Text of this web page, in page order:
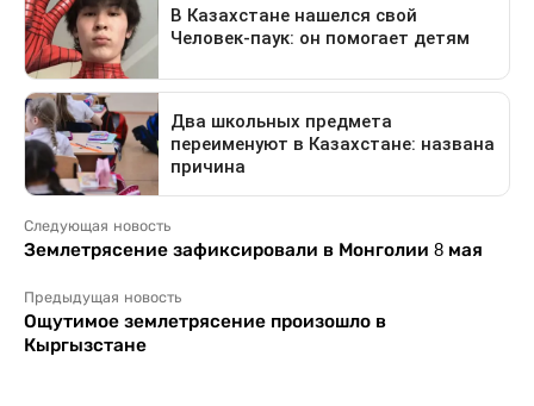
Следующая новость
Землетрясение зафиксировали в Монголии 8 мая
Предыдущая новость
Ощутимое землетрясение произошло в
Кыргызстане